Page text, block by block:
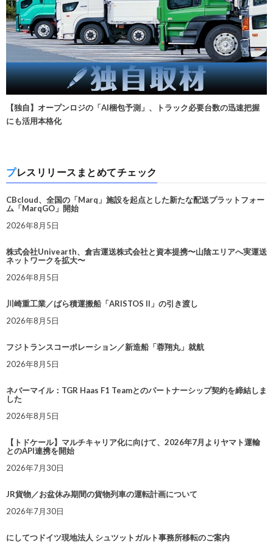
【独自】オープンロジの「AI梱包予測」、トラック必要台数の迅速把握
にも活用本格化
プレスリリースまとめてチェック
CBcloud、全国の「Marq」施設を起点とした新たな配送プラットフォー
ム「MarqGO」開始
2026年8月5日
株式会社Univearth、倉吉運送株式会社と資本提携〜山陰エリアへ実運送
ネットワークを拡大〜
2026年8月5日
川崎重工業／ばら積運搬船「ARISTOS II」の引き渡し
2026年8月5日
フジトランスコーポレーション／新造船「蓉翔丸」就航
2026年8月5日
ネバーマイル：TGR Haas F1 Teamとのパートナーシップ契約を締結しま
した
2026年8月5日
【トドケール】マルチキャリア化に向けて、2026年7月よりヤマト運輸
とのAPI連携を開始
2026年7月30日
JR貨物／お盆休み期間の貨物列車の運転計画について
2026年7月30日
にしてつドイツ現地法人 シュツットガルト事務所移転のご案内